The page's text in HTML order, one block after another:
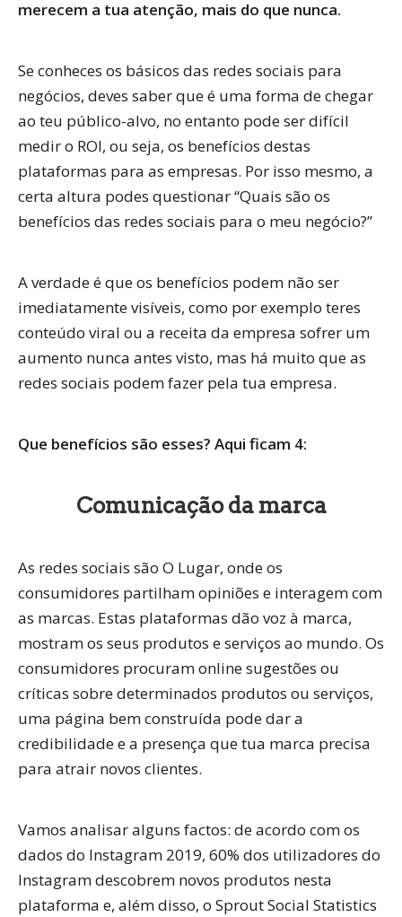
merecem a tua atenção, mais do que nunca.
Se conheces os básicos das redes sociais para
negócios, deves saber que é uma forma de chegar
ao teu público-alvo, no entanto pode ser difícil
medir o ROI, ou seja, os benefícios destas
plataformas para as empresas. Por isso mesmo, a
certa altura podes questionar “Quais são os
benefícios das redes sociais para o meu negócio?”
A verdade é que os benefícios podem não ser
imediatamente visíveis, como por exemplo teres
conteúdo viral ou a receita da empresa sofrer um
aumento nunca antes visto, mas há muito que as
redes sociais podem fazer pela tua empresa.
Que benefícios são esses? Aqui ficam 4:
Comunicação da marca
As redes sociais são O Lugar, onde os
consumidores partilham opiniões e interagem com
as marcas. Estas plataformas dão voz à marca,
mostram os seus produtos e serviços ao mundo. Os
consumidores procuram online sugestões ou
críticas sobre determinados produtos ou serviços,
uma página bem construída pode dar a
credibilidade e a presença que tua marca precisa
para atrair novos clientes.
Vamos analisar alguns factos: de acordo com os
dados do Instagram 2019, 60% dos utilizadores do
Instagram descobrem novos produtos nesta
plataforma e, além disso, o Sprout Social Statistics